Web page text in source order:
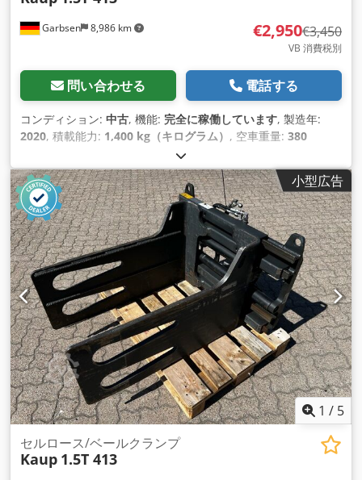
Garbsen 8,986 km €2,950€3,450
VB 消費税別
問い合わせる 電話する
コンディション: 中古, 機能: 完全に稼働しています, 製造年:
2020, 積載能力: 1,400 kg（キログラム） , 空車重量: 380
Keine
小型広告
1 / 5
セルロース/ベールクランプ
Kaup 1.5T 413